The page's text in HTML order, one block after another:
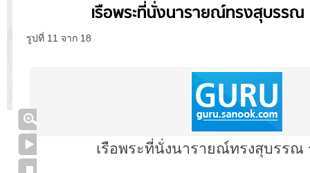
เรือพระที่นั่งนารายณ์ทรงสุบรร
รูปที่ 11 จาก 18
เรือพระที่นั่งนารายณ์ทรงสุบรรณ